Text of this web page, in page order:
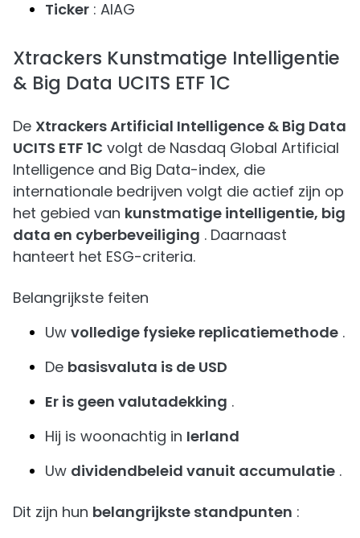
Ticker : AIAG
Xtrackers Kunstmatige Intelligentie
& Big Data UCITS ETF 1C
De Xtrackers Artificial Intelligence & Big Data
UCITS ETF 1C volgt de Nasdaq Global Artificial
Intelligence and Big Data-index, die
internationale bedrijven volgt die actief zijn op
het gebied van kunstmatige intelligentie, big
data en cyberbeveiliging . Daarnaast
hanteert het ESG-criteria.
Belangrijkste feiten
Uw volledige fysieke replicatiemethode .
De basisvaluta is de USD
Er is geen valutadekking .
Hij is woonachtig in Ierland
Uw dividendbeleid vanuit accumulatie .
Dit zijn hun belangrijkste standpunten :